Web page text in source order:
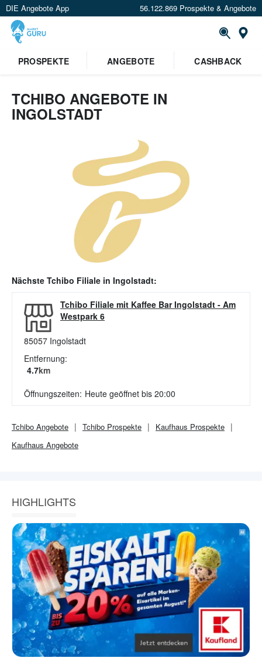
DIE Angebote App 56.122.869 Prospekte & Angebote
PROSPEKTE
ANGEBOTE CASHBACK
TCHIBO ANGEBOTE IN
INGOLSTADT
Nächste Tchibo Filiale in Ingolstadt:
Tchibo Filiale mit Kaffee Bar Ingolstadt - Am
Westpark 6
85057 Ingolstadt
Entfernung:
4.7km
Öffnungszeiten: Heute geöffnet bis 20:00
Tchibo Angebote Tchibo Prospekte Kaufhaus Prospekte
Kaufhaus Angebote
HIGHLIGHTS